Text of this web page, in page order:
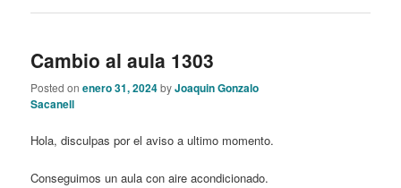
Cambio al aula 1303
Posted onenero 31, 2024byJoaquin Gonzalo
Sacanell
Hola, disculpas por el aviso a ultimo momento.
Conseguimos un aula con aire acondicionado.